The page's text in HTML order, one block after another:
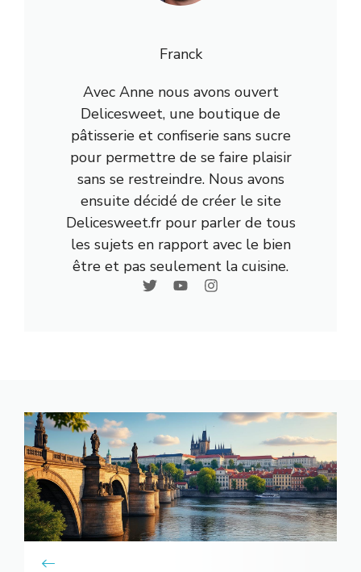
Franck
Avec Anne nous avons ouvert
Delicesweet, une boutique de
pâtisserie et confiserie sans sucre
pour permettre de se faire plaisir
sans se restreindre. Nous avons
ensuite décidé de créer le site
Delicesweet.fr pour parler de tous
les sujets en rapport avec le bien
être et pas seulement la cuisine.